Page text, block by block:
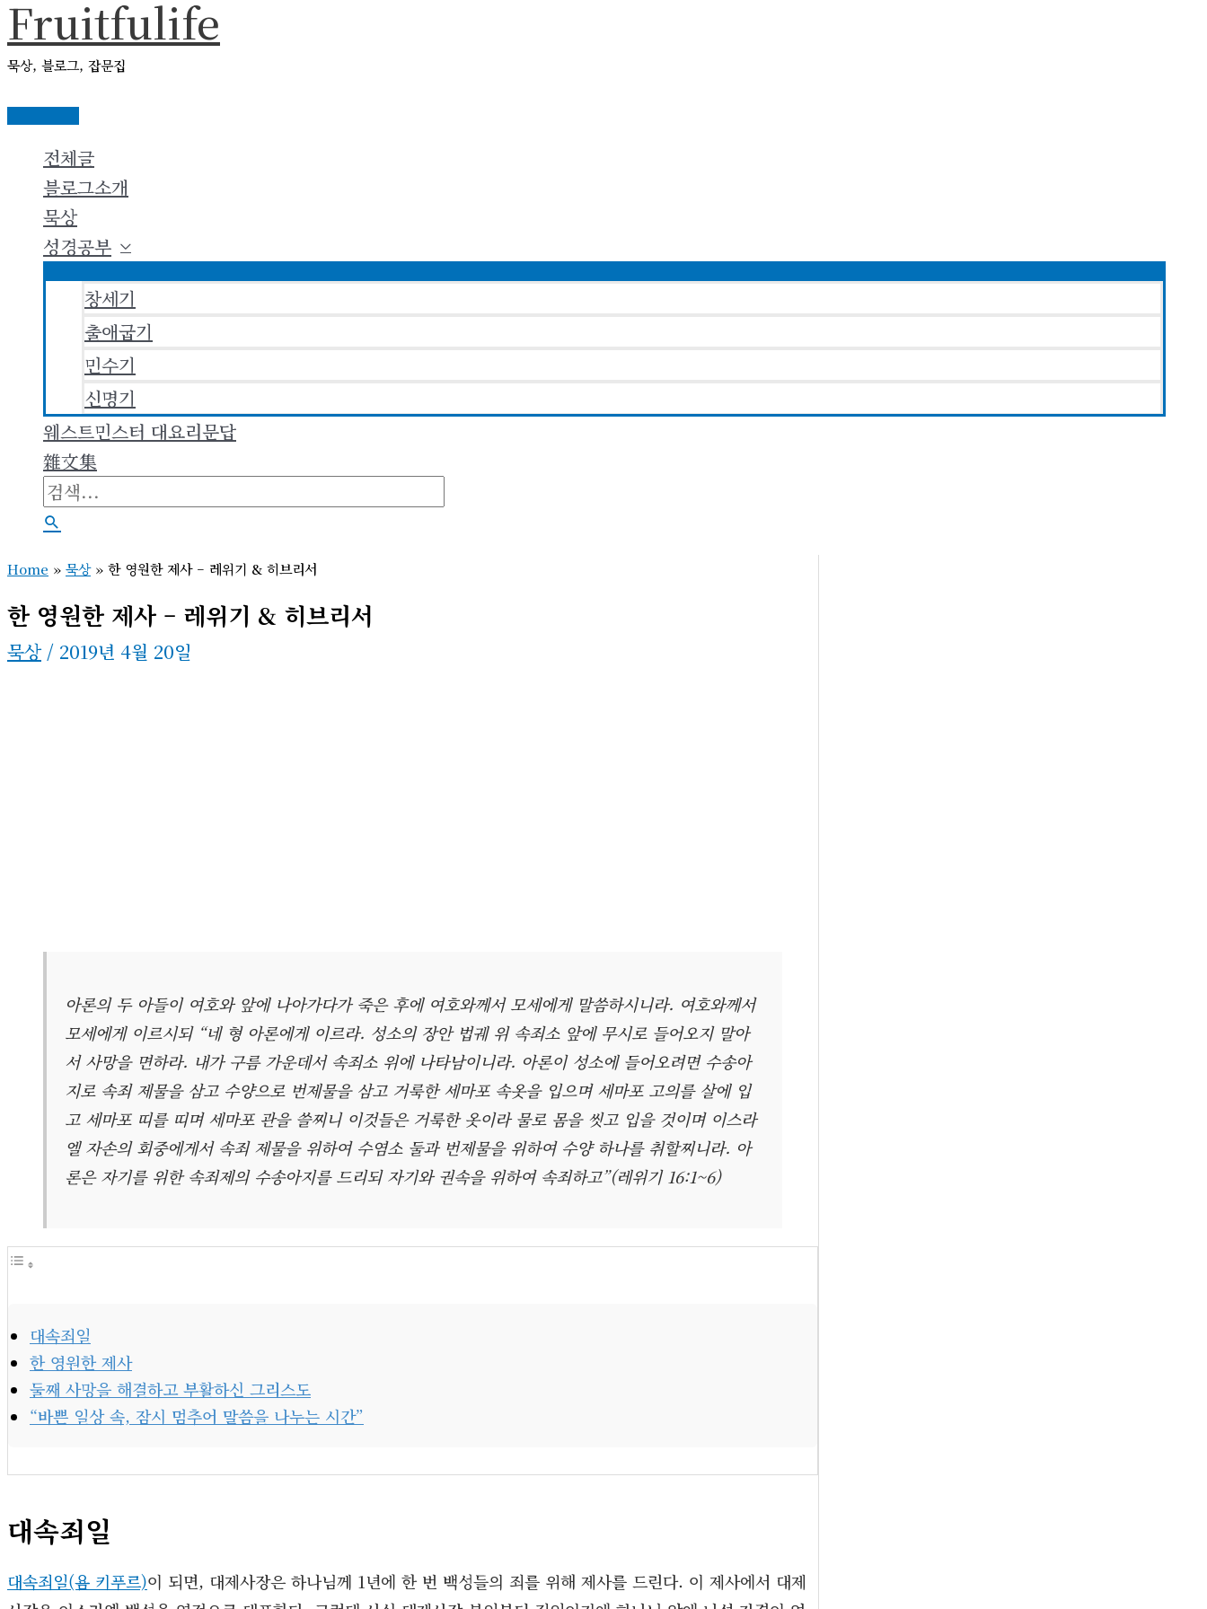
콘
텐
츠
로
Fruitfulife
묵상, 블로그, 잡문집
메
메
뉴
전체글
블로그소개
묵상
성경공부
창세기
출애굽기
민수기
신명기
웨스트민스터 대요리문답
雜文集
검
색
상
Home » 묵상» 한 영원한 제사 – 레위기 & 히브리서
한 영원한 제사 – 레위기 & 히브리서
묵상/ 2019년 4월 20일
아론의 두 아들이 여호와 앞에 나아가다가 죽은 후에 여호와께서 모세에게 말씀하시니라. 여호와께서
모세에게 이르시되 “네 형 아론에게 이르라. 성소의 장안 법궤 위 속죄소 앞에 무시로 들어오지 말아
서 사망을 면하라. 내가 구름 가운데서 속죄소 위에 나타남이니라. 아론이 성소에 들어오려면 수송아
지로 속죄 제물을 삼고 수양으로 번제물을 삼고 거룩한 세마포 속옷을 입으며 세마포 고의를 살에 입
고 세마포 띠를 띠며 세마포 관을 쓸찌니 이것들은 거룩한 옷이라 물로 몸을 씻고 입을 것이며 이스라
엘 자손의 회중에게서 속죄 제물을 위하여 수염소 둘과 번제물을 위하여 수양 하나를 취할찌니라. 아
론은 자기를 위한 속죄제의 수송아지를 드리되 자기와 권속을 위하여 속죄하고”(레위기 16:1~6)
대속죄일
한 영원한 제사
둘째 사망을 해결하고 부활하신 그리스도
“바쁜 일상 속, 잠시 멈추어 말씀을 나누는 시간”
대속죄일
대속죄일(욤 키푸르)이 되면, 대제사장은 하나님께 1년에 한 번 백성들의 죄를 위해 제사를 드린다. 이 제사에서 대제